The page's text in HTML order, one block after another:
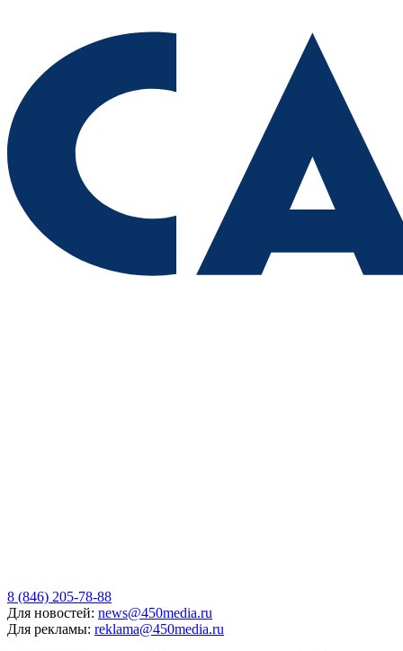
8 (846) 205-78-88
Для новостей: news@450media.ru
Для рекламы: reklama@450media.ru